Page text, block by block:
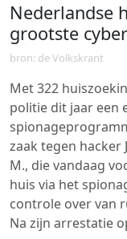
Nederlandse
grootste
bron: de Volkskrant
Met 322
politie dit jaar een
zaak tegen hacker
M., die vandaag
huis via het
controle over van
Na zijn arrestatie